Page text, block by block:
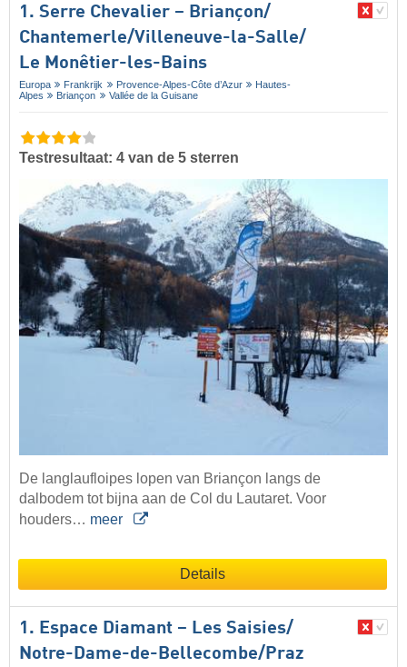
1. Serre Chevalier – Briançon/​
Chantemerle/​Villeneuve-la-Salle/​
Le Monêtier-les-Bains
Europa Frankrijk Provence-Alpes-Côte d’Azur
Hautes-
Alpes
Briançon Vallée de la Guisane
Testresultaat: 4 van de 5 sterren
De langlaufloipes lopen van Briançon langs de
dalbodem tot bijna aan de Col du Lautaret. Voor
houders… meer
Details
1. Espace Diamant – Les Saisies/​
Notre-Dame-de-Bellecombe/​Praz